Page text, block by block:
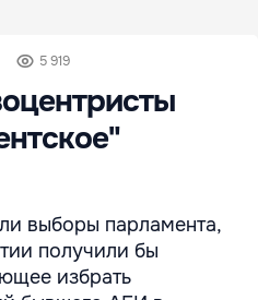
5 919
выборы парламента,
получили бы
избрать